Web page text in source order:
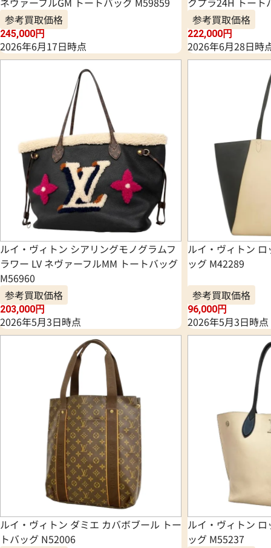
参考買取価格
245,000円
2026年6月17日時点
参考買取価格
222,000円
2026年6月28日時
ルイ・ヴィトン シアリングモノグラムフ
ラワー LV ネヴァーフルMM トートバッグ
M56960
参考買取価格
203,000円
2026年5月3日時点
ルイ・ヴィトン
ッグ M42289
参考買取価格
96,000円
2026年5月3日時点
ルイ・ヴィトン ダミエ カバボブール トー
トバッグ N52006
ルイ・ヴィトン
ッグ M55237